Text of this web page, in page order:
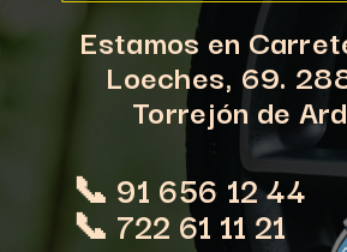
Estamos en
Loeches, 69.
Torrejón de
📞 91 656 12 44
📞 722 61 11 21